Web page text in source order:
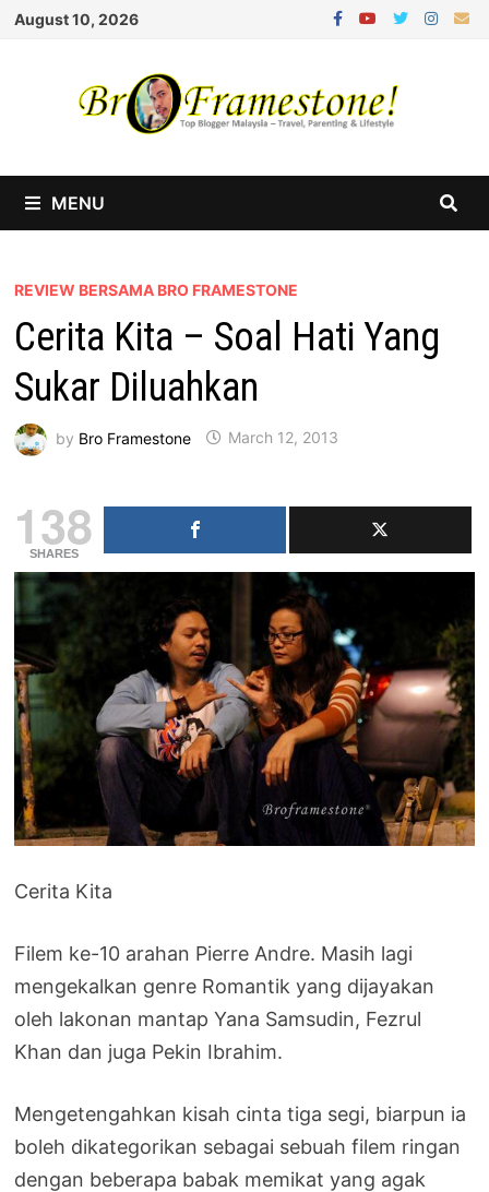
Skip
August 10, 2026
MENU
REVIEW BERSAMA BRO FRAMESTONE
Cerita Kita – Soal Hati Yang
Sukar Diluahkan
by Bro Framestone March 12, 2013
138
SHARES
Cerita Kita
Filem ke-10 arahan Pierre Andre. Masih lagi
mengekalkan genre Romantik yang dijayakan
oleh lakonan mantap Yana Samsudin, Fezrul
Khan dan juga Pekin Ibrahim.
Mengetengahkan kisah cinta tiga segi, biarpun ia
boleh dikategorikan sebagai sebuah filem ringan
dengan beberapa babak memikat yang agak